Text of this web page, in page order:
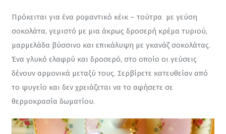
Πρόκειται για ένα ρομαντικό κέικ – τούτρα  με γεύση
σοκολάτα, γεμιστό με μια άκρως δροσερή κρέμα τυριού,
μαρμελάδα βύσσινο και επικάλυψη με γκανάζ σοκολάτας.
Ένα γλυκό ελαφρύ και δροσερό, στο οποίο οι γεύσεις
δένουν αρμονικά μεταξύ τους. Σερβίρετε κατευθείαν από
το ψυγείο και δεν χρειάζεται να το αφήσετε σε
θερμοκρασία δωματίου.